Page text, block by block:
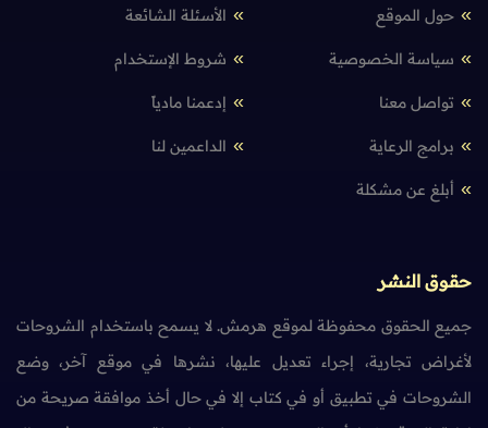
حول الموقع الأسئلة الشائعة
سياسة الخصوصية شروط الإستخدام
تواصل معنا إدعمنا مادياً
برامج الرعاية الداعمين لنا
أبلغ عن مشكلة
حقوق النشر
جميع الحقوق محفوظة لموقع هرمش. لا يسمح باستخدام الشروحات
لأغراض تجارية، إجراء تعديل عليها، نشرها في موقع آخر، وضع
الشروحات في تطبيق أو في كتاب إلا في حال أخذ موافقة صريحة من